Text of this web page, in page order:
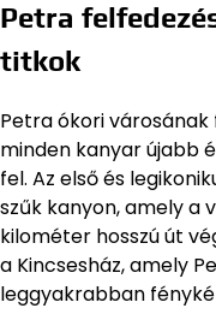
Petra
titkok
Petra ókori városának
minden kanyar újabb
fel. Az első és
szűk kanyon, amely a
kilométer hosszú út
a Kincsesház, amely
leggyakrabban